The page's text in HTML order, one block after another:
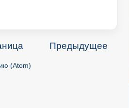
Предыдущее
(Atom)